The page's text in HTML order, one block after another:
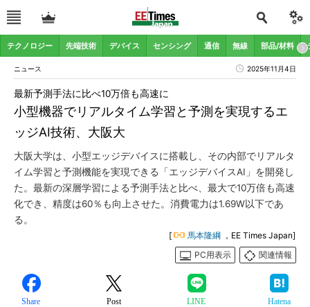
テクノロジー 先端技術 デバイス センシング 通信 無線 部品/材料
ニュース 2025年11月4日
小型機器でリアルタイム学習と予測を実現するエ
ッジAI技術、大阪大
最新予測手法に比べ10万倍も高速に
大阪大学は、小型エッジデバイスに搭載し、その内部でリアルタ
イム学習と予測機能を実現できる「エッジデバイスAI」を開発し
た。最新の深層学習による予測手法と比べ、最大で10万倍も高速
化でき、精度は60％も向上させた。消費電力は1.69W以下であ
る。
[ 馬本隆綱 ，EE Times Japan]
PC用表示
関連情報
Share Post LINE Hatena